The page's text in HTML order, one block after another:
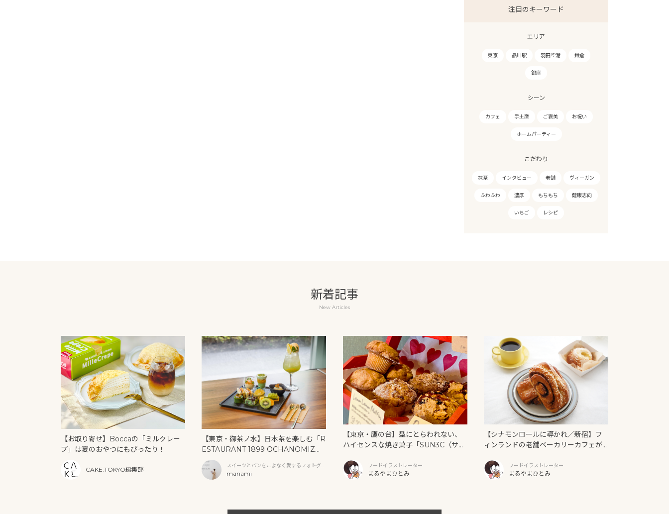
注目のキーワード
エリア
東京 品川駅 羽田空港 鎌倉
銀座
シーン
カフェ 手土産 ご褒美 お祝い
ホームパーティー
こだわり
抹茶 インタビュー 老舗 ヴィーガン
ふわふわ 濃厚 もちもち 健康志向
いちご レシピ
新着記事
New Articles
【お取り寄せ】Boccaの「ミルクレー
プ」は夏のおやつにもぴったり！
CAKE.TOKYO編集部
【東京・御茶ノ水】日本茶を楽しむ「R
ESTAURANT 1899 OCHANOMIZ
U」の抹茶アフタヌーンティーと新作ク
リームソーダ
スイーツとパンをこよなく愛するフォトグラ
ファー
manami
【東京・鷹の台】型にとらわれない、
ハイセンスな焼き菓子「SUN3C（サン
フードイラストレーター
まるやまひとみ
【シナモンロールに導かれ／新宿】フ
ィンランドの老舗ベーカリーカフェが
フードイラストレーター
まるやまひとみ